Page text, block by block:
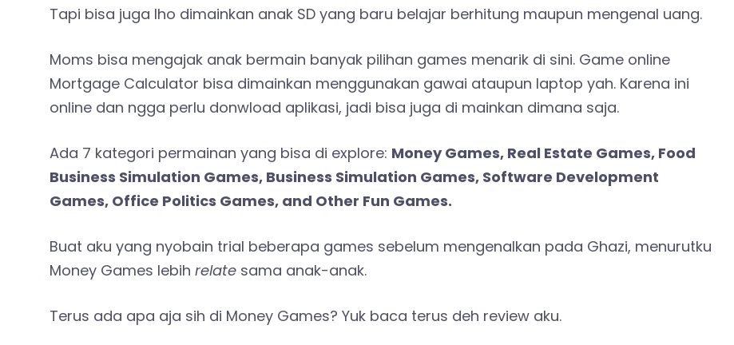
Tapi bisa juga lho dimainkan anak SD yang baru belajar berhitung maupun mengenal uang.
Moms bisa mengajak anak bermain banyak pilihan games menarik di sini. Game online
Mortgage Calculator bisa dimainkan menggunakan gawai ataupun laptop yah. Karena ini
online dan ngga perlu donwload aplikasi, jadi bisa juga di mainkan dimana saja.
Ada 7 kategori permainan yang bisa di explore: Money Games, Real Estate Games, Food
Business Simulation Games, Business Simulation Games, Software Development
Games, Office Politics Games, and Other Fun Games.
Buat aku yang nyobain trial beberapa games sebelum mengenalkan pada Ghazi, menurutku
Money Games lebih relate sama anak-anak.
Terus ada apa aja sih di Money Games? Yuk baca terus deh review aku.